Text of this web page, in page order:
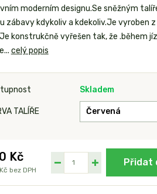
moderním designu.Se sněžným
zábavy kdykoliv a kdekoliv.Je vyroben
konstrukčně vyřešen tak, že .během
celý popis
Skladem
TALÍŘE
Kč
bez DPH
Přidat